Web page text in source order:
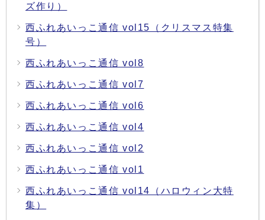
ズ作り）
西ふれあいっこ通信 vol15（クリスマス特集
号）
西ふれあいっこ通信 vol8
西ふれあいっこ通信 vol7
西ふれあいっこ通信 vol6
西ふれあいっこ通信 vol4
西ふれあいっこ通信 vol2
西ふれあいっこ通信 vol1
西ふれあいっこ通信 vol14（ハロウィン大特
集）